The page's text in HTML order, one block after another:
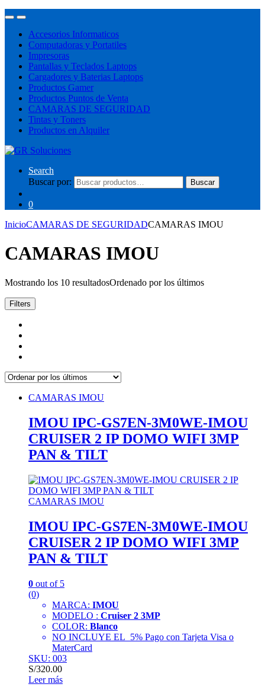
Accesorios Informaticos
Computadoras y Portatiles
Impresoras
Pantallas y Teclados Laptops
Cargadores y Baterias Laptops
Productos Gamer
Productos Puntos de Venta
CAMARAS DE SEGURIDAD
Tintas y Toners
Productos en Alquiler
Search
Buscar por:
Buscar
0
InicioCAMARAS DE SEGURIDADCAMARAS IMOU
CAMARAS IMOU
Mostrando los 10 resultadosOrdenado por los últimos
Filters
CAMARAS IMOU
IMOU IPC-GS7EN-3M0WE-IMOU
CRUISER 2 IP DOMO WIFI 3MP
PAN & TILT
CAMARAS IMOU
IMOU IPC-GS7EN-3M0WE-IMOU
CRUISER 2 IP DOMO WIFI 3MP
PAN & TILT
0 out of 5
(0)
MARCA: IMOU
MODELO : Cruiser 2 3MP
COLOR: Blanco
NO INCLUYE EL 5% Pago con Tarjeta Visa o
MaterCard
SKU: 003
S/320.00
Leer más